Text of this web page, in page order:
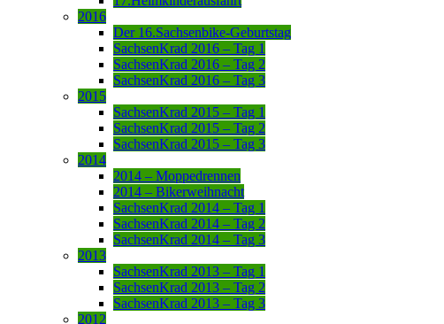
2016
Der 16.Sachsenbike-Geburtstag
SachsenKrad 2016 – Tag 1
SachsenKrad 2016 – Tag 2
SachsenKrad 2016 – Tag 3
2015
SachsenKrad 2015 – Tag 1
SachsenKrad 2015 – Tag 2
SachsenKrad 2015 – Tag 3
2014
2014 – Moppedrennen
2014 – Bikerweihnacht
SachsenKrad 2014 – Tag 1
SachsenKrad 2014 – Tag 2
SachsenKrad 2014 – Tag 3
2013
SachsenKrad 2013 – Tag 1
SachsenKrad 2013 – Tag 2
SachsenKrad 2013 – Tag 3
2012